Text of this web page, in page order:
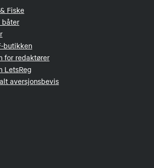
Fiske
båter
butikken
for redaktører
LetsReg
aversjonsbevis